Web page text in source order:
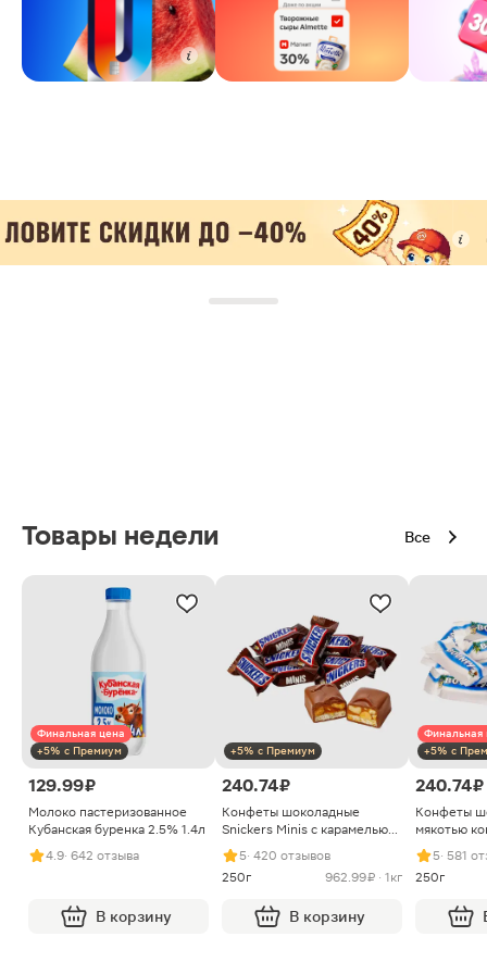
Товары недели Все
Финальная цена
+5% с Премиум
129.99 ₽
Молоко пастеризованное
Кубанская буренка 2.5% 1.4л
4.9· 642 отзыва
В корзину
+5% с Премиум
240.74 ₽
Конфеты шоколадные
Snickers Minis с карамелью
арахисом и нугой
5· 420 отзывов
250г
962.99 ₽ · 1кг
В корзину
Финальная
+5% с
240.74 ₽
Конфеты
мякотью
5· 581
250г